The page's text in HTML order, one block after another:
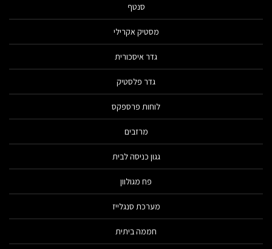
סנטף
מסטיק אקרילי
גדר איסכורית
גדר פלסטיק
לוחות פרספקס
מרזבים
גגון כניסה לבית
פח מגולוון
מערכת סנגלייז
חממה ביתית